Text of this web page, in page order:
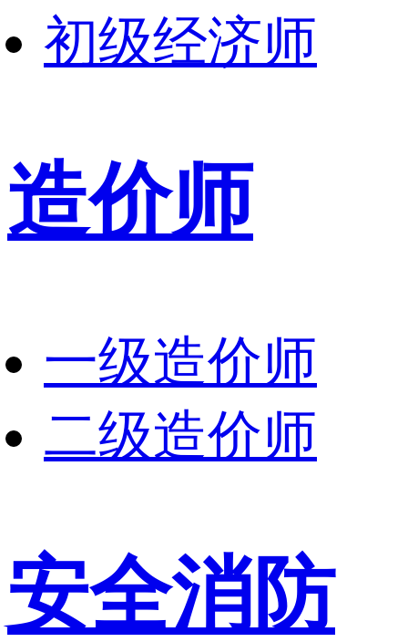
初级经济师
造价师
一级造价师
二级造价师
安全消防